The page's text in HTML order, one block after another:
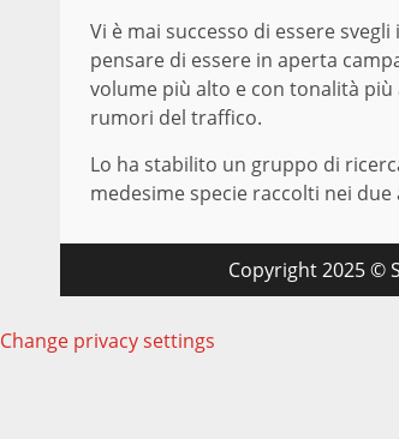
Vi è mai successo di essere
pensare di essere in aperta
volume più alto e con tonalità
rumori del traffico.
Lo ha stabilito un gruppo di
medesime specie raccolti nei
Copyright 2025 ©
Change privacy settings